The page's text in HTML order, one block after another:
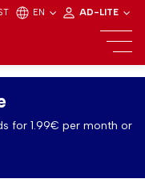
EN AD-LITE
for 1.99€ per month or